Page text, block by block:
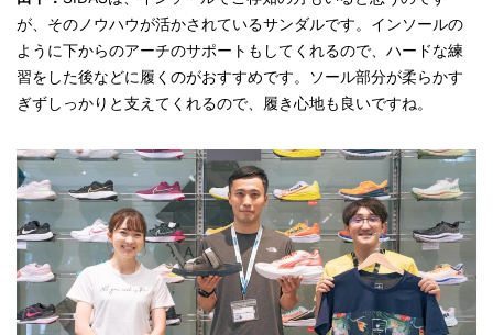
が、そのノウハウが活かされているサンダルです。インソールの
ように下からのアーチのサポートもしてくれるので、ハードな練
習をした後などに履くのがおすすめです。ソール部分が柔らかす
ぎずしっかりと支えてくれるので、履き心地も良いですね。